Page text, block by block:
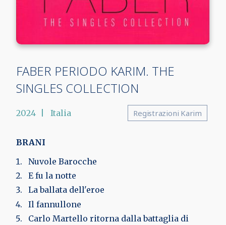
FABER PERIODO KARIM. THE
SINGLES COLLECTION
2024 Italia Registrazioni Karim
BRANI
Nuvole Barocche
E fu la notte
La ballata dell'eroe
Il fannullone
Carlo Martello ritorna dalla battaglia di